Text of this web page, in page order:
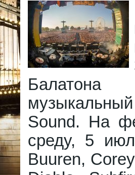
Балатона
Sound. На
среду, 5
Buuren,